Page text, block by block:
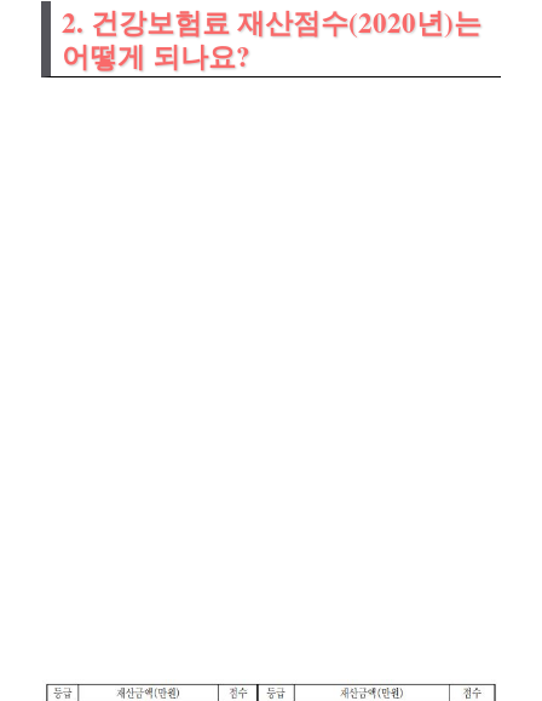
2. 건강보험료 재산점수(2020년)는
어떻게 되나요?